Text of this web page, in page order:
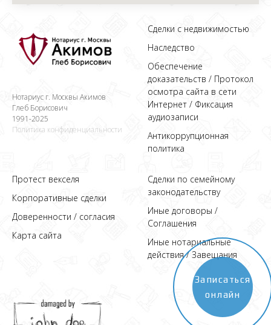
Нотариус г. Москвы Акимов
Глеб Борисович
1991-2025
Политика конфиденциальности
Сделки с недвижимостью
Наследство
Обеспечение
доказательств / Протокол
осмотра сайта в сети
Интернет / Фиксация
аудиозаписи
Антикоррупционная
политика
Протест векселя
Корпоративные сделки
Доверенности / согласия
Карта сайта
Сделки по семейному
законодательству
Иные договоры /
Соглашения
Иные нотариальные
действия / Завещания
Записаться
онлайн